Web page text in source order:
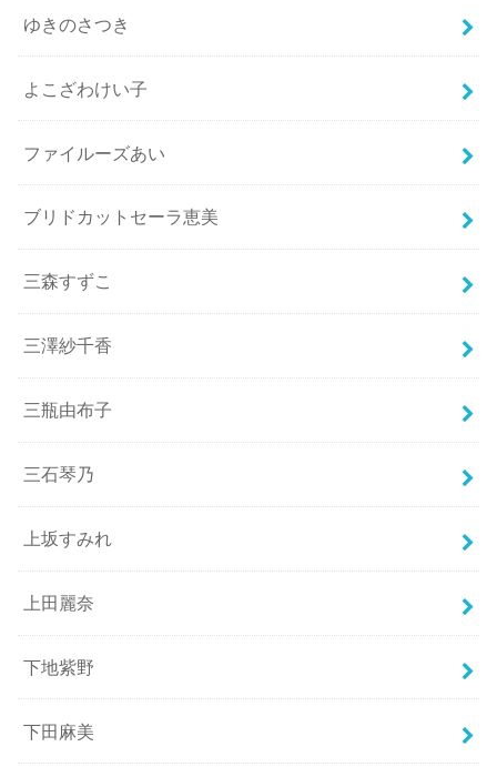
ゆきのさつき
よこざわけい子
ファイルーズあい
ブリドカットセーラ恵美
三森すずこ
三澤紗千香
三瓶由布子
三石琴乃
上坂すみれ
上田麗奈
下地紫野
下田麻美